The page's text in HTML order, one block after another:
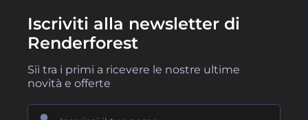
Iscriviti alla newsletter di
Renderforest
Sii tra i primi a ricevere le nostre ultime
novità e offerte